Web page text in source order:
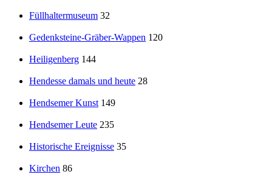
Füllhaltermuseum 32
Gedenksteine-Gräber-Wappen 120
Heiligenberg 144
Hendesse damals und heute 28
Hendsemer Kunst 149
Hendsemer Leute 235
Historische Ereignisse 35
Kirchen 86